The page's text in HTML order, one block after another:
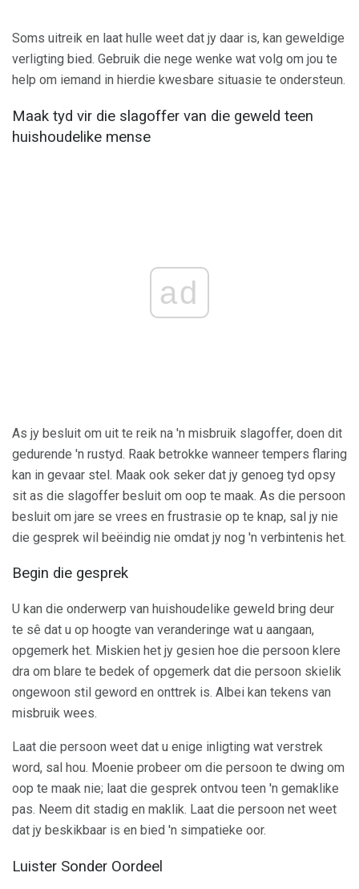
Soms uitreik en laat hulle weet dat jy daar is, kan geweldige
verligting bied. Gebruik die nege wenke wat volg om jou te
help om iemand in hierdie kwesbare situasie te ondersteun.
Maak tyd vir die slagoffer van die geweld teen
huishoudelike mense
ad
As jy besluit om uit te reik na 'n misbruik slagoffer, doen dit
gedurende 'n rustyd. Raak betrokke wanneer tempers flaring
kan in gevaar stel. Maak ook seker dat jy genoeg tyd opsy
sit as die slagoffer besluit om oop te maak. As die persoon
besluit om jare se vrees en frustrasie op te knap, sal jy nie
die gesprek wil beëindig nie omdat jy nog 'n verbintenis het.
Begin die gesprek
U kan die onderwerp van huishoudelike geweld bring deur
te sê dat u op hoogte van veranderinge wat u aangaan,
opgemerk het. Miskien het jy gesien hoe die persoon klere
dra om blare te bedek of opgemerk dat die persoon skielik
ongewoon stil geword en onttrek is. Albei kan tekens van
misbruik wees.
Laat die persoon weet dat u enige inligting wat verstrek
word, sal hou. Moenie probeer om die persoon te dwing om
oop te maak nie; laat die gesprek ontvou teen 'n gemaklike
pas. Neem dit stadig en maklik. Laat die persoon net weet
dat jy beskikbaar is en bied 'n simpatieke oor.
Luister Sonder Oordeel